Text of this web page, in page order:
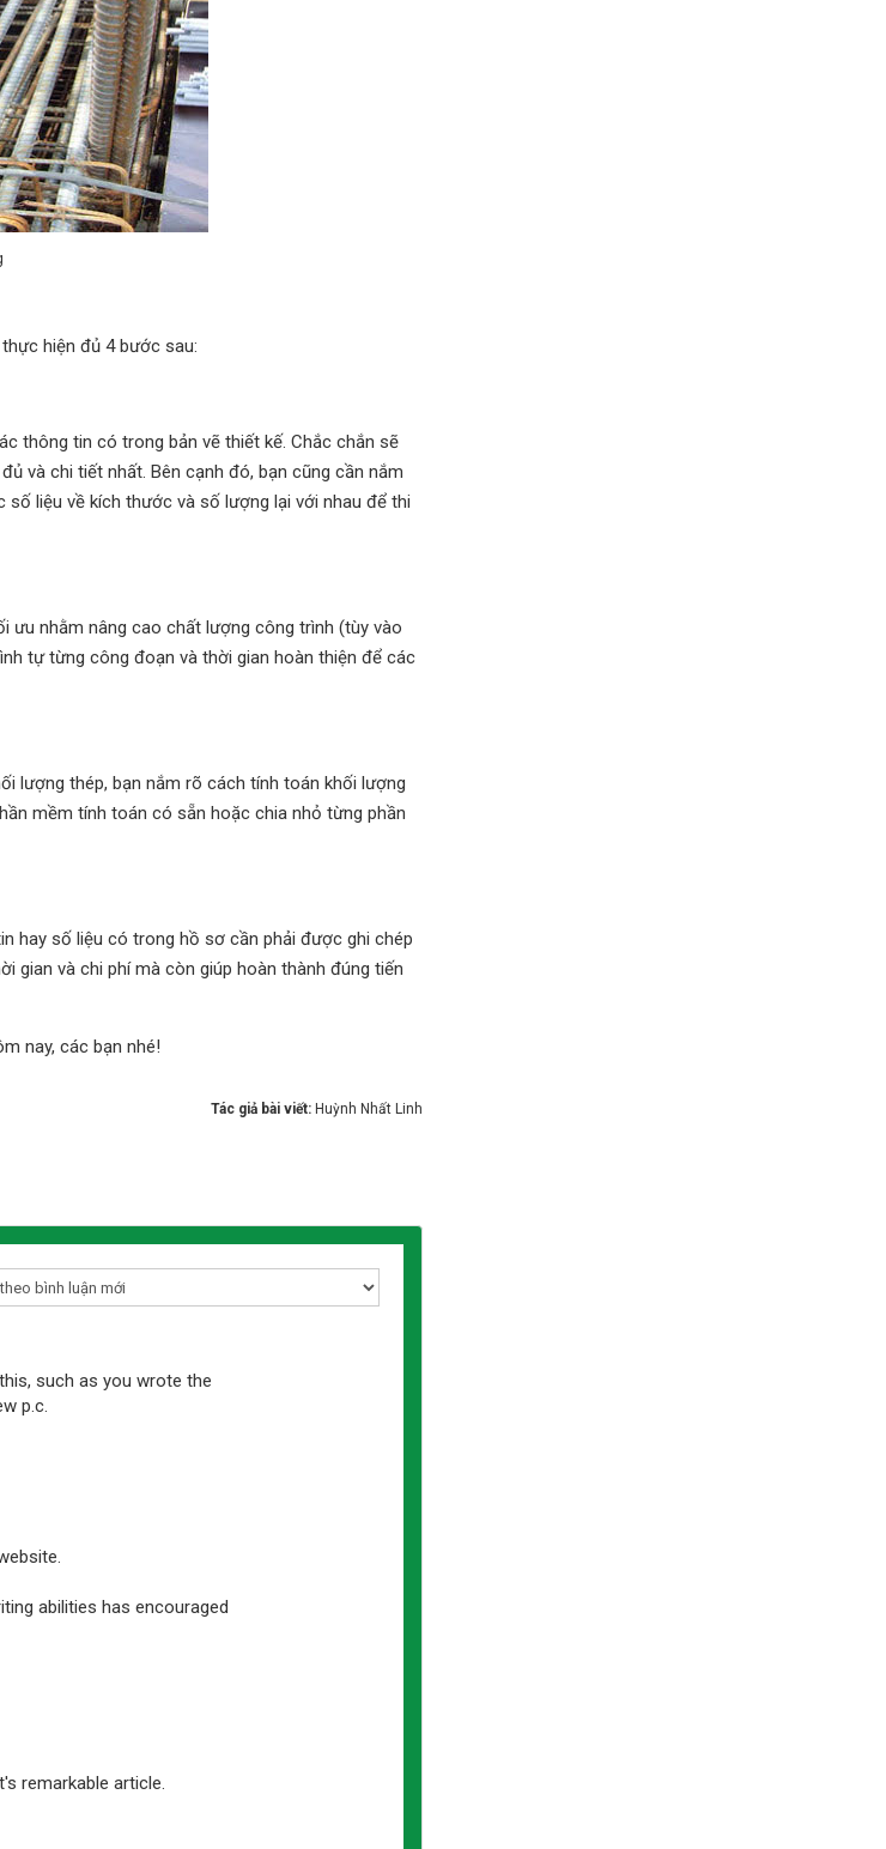
hiện đủ 4 bước sau:
thông tin có trong bản vẽ thiết kế. Chắc chắn sẽ
và chi tiết nhất. Bên cạnh đó, bạn cũng cần nắm
liệu về kích thước và số lượng lại với nhau để thi
ưu nhằm nâng cao chất lượng công trình (tùy vào
tự từng công đoạn và thời gian hoàn thiện để các
lượng thép, bạn nắm rõ cách tính toán khối lượng
mềm tính toán có sẵn hoặc chia nhỏ từng phần
hay số liệu có trong hồ sơ cần phải được ghi chép
gian và chi phí mà còn giúp hoàn thành đúng tiến
nay, các bạn nhé!
Tác giả bài viết: Huỳnh Nhất Linh
such as you wrote the
p.c.
abilities has encouraged
remarkable article.